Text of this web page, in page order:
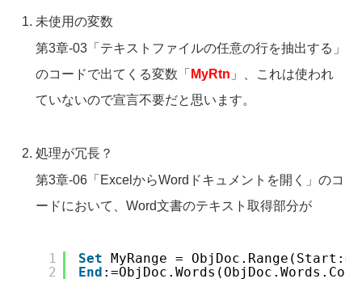
未使用の変数
第3章-03「テキストファイルの任意の行を抽出する」
のコードで出てくる変数「 MyRtn 」、これは使われ
ていないので宣言不要だと思います。
処理が冗長？
第3章-06「ExcelからWordドキュメントを開く」のコ
ードにおいて、Word文書のテキスト取得部分が
1
2
Set MyRange =
End